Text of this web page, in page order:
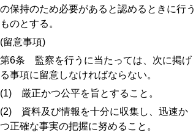
の保持のため必要があると認めるときに行う
ものとする。
(留意事項)
第6条 監察を行うに当たっては、次に掲げ
る事項に留意しなければならない。
(1) 厳正かつ公平を旨とすること。
(2) 資料及び情報を十分に収集し、迅速か
つ正確な事実の把握に努めること。